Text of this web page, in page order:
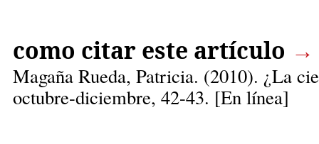
como citar este artículo →
Magaña Rueda, Patricia. (2010). ¿La
octubre-diciembre, 42-43. [En línea]